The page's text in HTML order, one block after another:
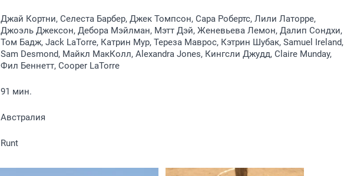
Джай Кортни, Селеста Барбер, Джек Томпсон, Сара Робертс, Лили Латорре,
Джоэль Джексон, Дебора Мэйлман, Мэтт Дэй, Женевьева Лемон, Далип Сондхи,
Том Бадж, Jack LaTorre, Катрин Мур, Тереза Маврос, Кэтрин Шубак, Samuel Ireland,
Sam Desmond, Майкл МакКолл, Alexandra Jones, Кингсли Джудд, Claire Munday,
Фил Беннетт, Cooper LaTorre
91 мин.
Австралия
Runt